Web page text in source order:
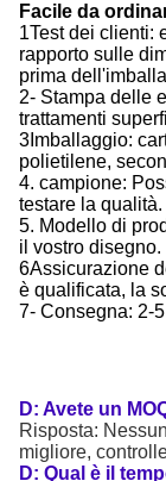
Facile da
1Test dei clienti:
rapporto sulle
prima
2- Stampa delle
trattamenti
3Imballaggio:
polietilene,
4. campione:
testare la qualità.
5. Modello di
il vostro disegno.
6Assicurazione
è qualificata, la
7- Consegna: 2-
D: Avete un
Risposta:
migliore,
D: Qual è il